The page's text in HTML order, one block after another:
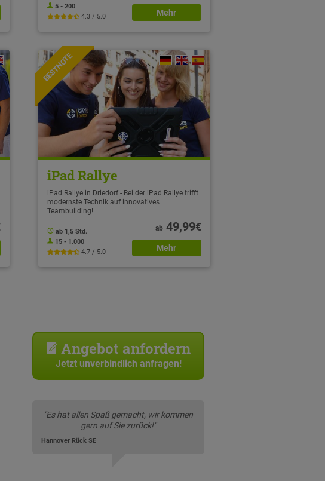
5 - 200
4.3 / 5.0
Mehr
BESTNOTE
iPad Rallye
iPad Rallye in Driedorf - Bei der iPad Rallye trifft
modernste Technik auf innovatives
Teambuilding!
ab 1,5 Std.
15 - 1.000
4.7 / 5.0
ab49,99€
Mehr
Angebot anfordern
Jetzt unverbindlich anfragen!
"Es hat allen Spaß gemacht, wir kommen
gern auf Sie zurück!"
Hannover Rück SE